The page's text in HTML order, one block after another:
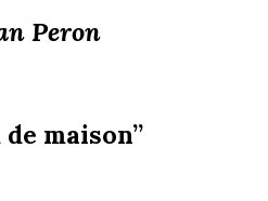
Peron
de maison”